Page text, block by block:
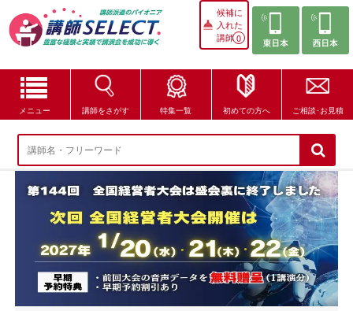
候補に
入れた
講師0
メニュー 講師をさがす 特集一覧 初めての方へ ご相談･お見積
講師をさがす
特集一覧
講師セレクトが選ばれる理由
ブログ・コラム
はじめての方へ